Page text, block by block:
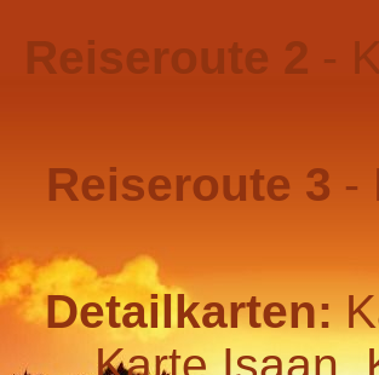
Reiseroute 2 -
Reiseroute 3 -
Detailkarten: